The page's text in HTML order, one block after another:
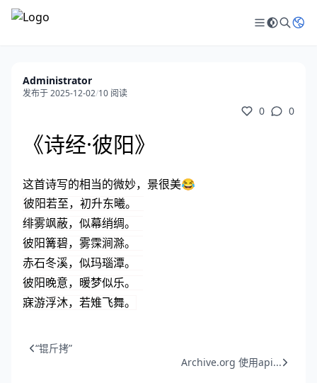
Administrator
发布于 2025-12-02/10 阅读
0 0
《诗经·彼阳》
这首诗写的相当的微妙，景很美😂
彼阳若至，初升东曦。
绯雾飒蔽，似幕绡绸。
彼阳篝碧，雾霂涧滁。
赤石冬溪，似玛瑙潭。
彼阳晚意，暖梦似乐。
寐游浮沐，若雉飞舞。
“锟斤拷”
Archive.org 使用api...